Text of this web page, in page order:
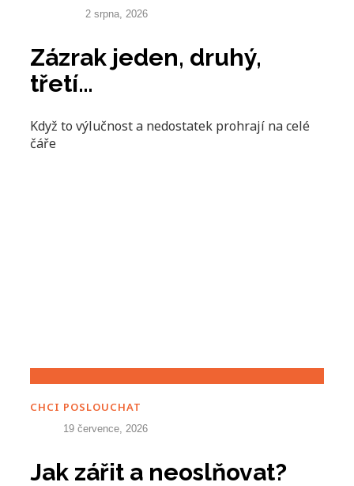
2 srpna, 2026
Zázrak jeden, druhý,
třetí…
Když to výlučnost a nedostatek prohrají na celé
čáře
CHCI POSLOUCHAT
19 července, 2026
Jak zářit a neoslňovat?